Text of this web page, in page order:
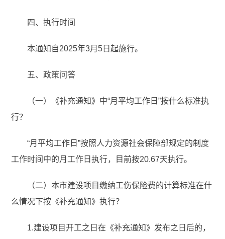
四、执行时间
本通知自2025年3月5日起施行。
五、政策问答
（一）《补充通知》中“月平均工作日”按什么标准执
行？
“月平均工作日”按照人力资源社会保障部规定的制度
工作时间中的月工作日执行，目前按20.67天执行。
（二）本市建设项目缴纳工伤保险费的计算标准在什
么情况下按《补充通知》执行？
1.建设项目开工之日在《补充通知》发布之日后的，